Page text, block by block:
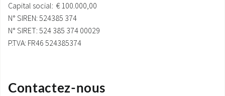
DOCUMENTATIONS
Capital social: € 100.000,00
N° SIREN: 524385 374
N° SIRET: 524 385 374 00029
P.TVA: FR46 524385374
Contactez-nous